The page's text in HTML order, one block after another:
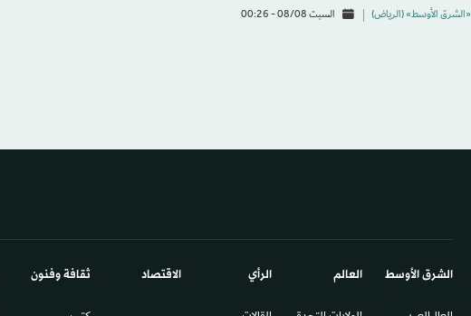
«الشرق الأوسط» (الرياض) السبت 08/08 - 00:26
الشرق الأوسط​ العالم الرأي الاقتصاد ثقافة وفنون